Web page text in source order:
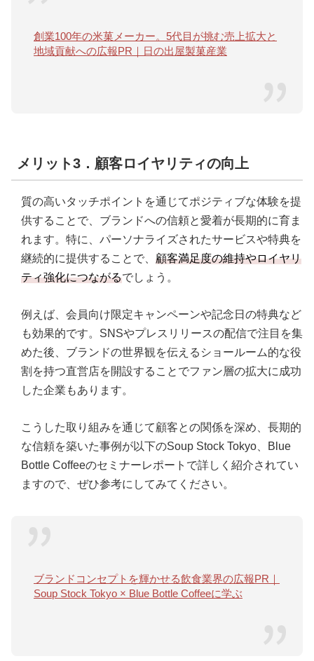
創業100年の米菓メーカー。5代目が挑む売上拡大と
地域貢献への広報PR｜日の出屋製菓産業
メリット3．顧客ロイヤリティの向上
質の高いタッチポイントを通じてポジティブな体験を提
供することで、ブランドへの信頼と愛着が長期的に育ま
れます。特に、パーソナライズされたサービスや特典を
継続的に提供することで、 顧客満足度の維持やロイヤリ
ティ強化につながるでしょう。
例えば、会員向け限定キャンペーンや記念日の特典など
も効果的です。SNSやプレスリリースの配信で注目を集
めた後、ブランドの世界観を伝えるショールーム的な役
割を持つ直営店を開設することでファン層の拡大に成功
した企業もあります。
こうした取り組みを通じて顧客との関係を深め、長期的
な信頼を築いた事例が以下のSoup Stock Tokyo、Blue
Bottle Coffeeのセミナーレポートで詳しく紹介されてい
ますので、ぜひ参考にしてみてください。
ブランドコンセプトを輝かせる飲食業界の広報PR｜
Soup Stock Tokyo × Blue Bottle Coffeeに学ぶ